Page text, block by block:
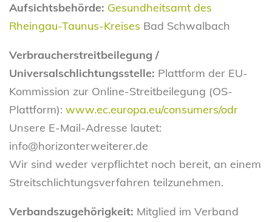
Aufsichtsbehörde: Gesundheitsamt des
Rheingau-Taunus-Kreises Bad Schwalbach
Verbraucherstreitbeilegung /
Universalschlichtungsstelle: Plattform der EU-
Kommission zur Online-Streitbeilegung (OS-
Plattform): www.ec.europa.eu/consumers/odr
Unsere E-Mail-Adresse lautet:
info@horizonterweiterer.de
Wir sind weder verpflichtet noch bereit, an einem
Streitschlichtungsverfahren teilzunehmen.
Verbandszugehörigkeit: Mitglied im Verband